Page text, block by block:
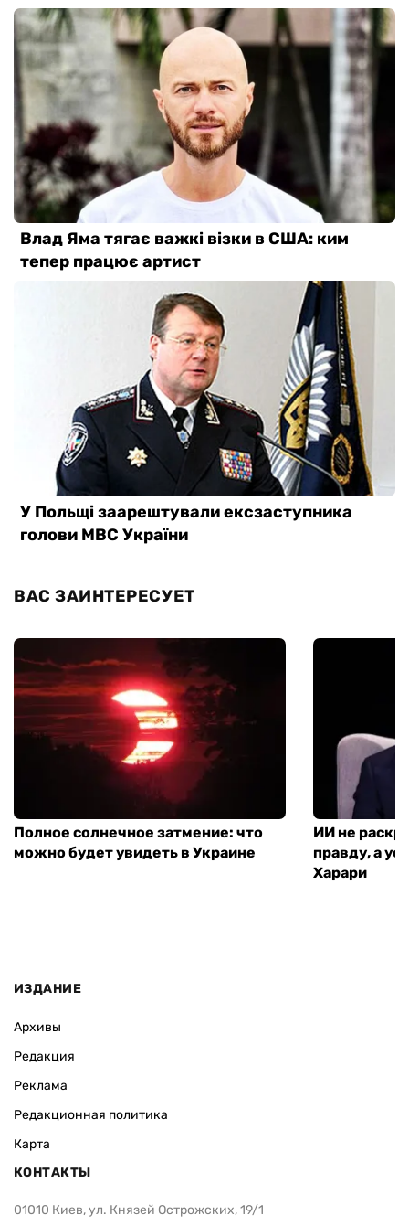
ВАС ЗАИНТЕРЕСУЕТ
Полное солнечное затмение: что
можно будет увидеть в Украине
ИИ не
правду, а
Харари
ИЗДАНИЕ
Архивы
Редакция
Реклама
Редакционная политика
Карта
КОНТАКТЫ
01010 Киев, ул. Князей Острожских, 19/1